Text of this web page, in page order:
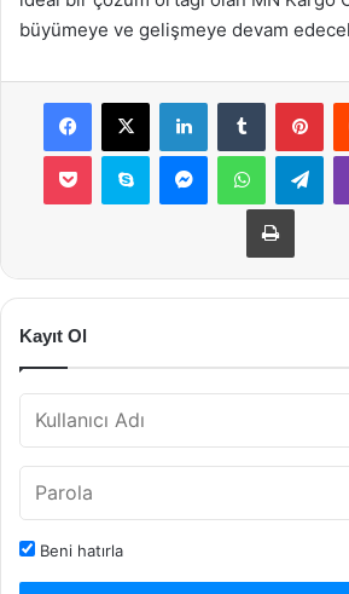
büyümeye ve gelişmeye devam
Facebook
X LinkedInTumblr
Pocket Skype MessengerWhatsApp
Yazdır
Kayıt Ol
Beni hatırla